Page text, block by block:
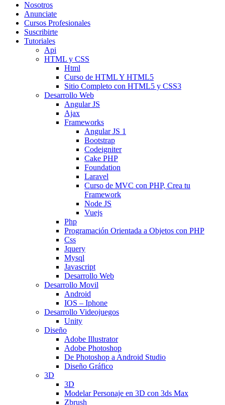
Nosotros
Anunciate
Cursos Profesionales
Suscribirte
Tutoriales
Api
HTML y CSS
Html
Curso de HTML Y HTML5
Sitio Completo con HTML5 y CSS3
Desarrollo Web
Angular JS
Ajax
Frameworks
Angular JS 1
Bootstrap
Codeigniter
Cake PHP
Foundation
Laravel
Curso de MVC con PHP, Crea tu
Framework
Node JS
Vuejs
Php
Programación Orientada a Objetos con PHP
Css
Jquery
Mysql
Javascript
Desarrollo Web
Desarrollo Movil
Android
IOS – Iphone
Desarrollo Videojuegos
Unity
Diseño
Adobe Illustrator
Adobe Photoshop
De Photoshop a Android Studio
Diseño Gráfico
3D
3D
Modelar Personaje en 3D con 3ds Max
Zbrush